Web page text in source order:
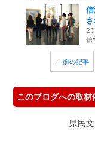
信
← 前の記事
このブログへの取
県民